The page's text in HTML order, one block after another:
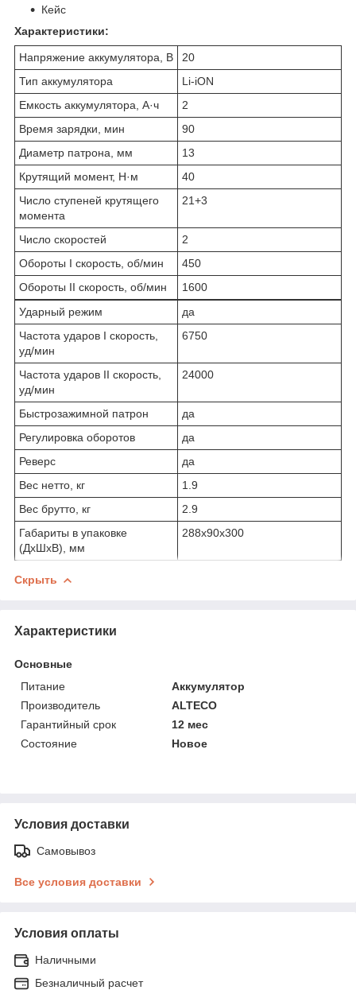
Кейс
Характеристики:
Напряжение аккумулятора, В
20
Тип аккумулятора
Li-iON
Емкость аккумулятора, А·ч
2
Время зарядки, мин
90
Диаметр патрона, мм
13
Крутящий момент, Н·м
40
Число ступеней крутящего
момента
21+3
Число скоростей
2
Обороты I скорость, об/мин
450
Обороты II скорость, об/мин
1600
Ударный режим
да
Частота ударов I скорость,
уд/мин
6750
Частота ударов II скорость,
уд/мин
24000
Быстрозажимной патрон
да
Регулировка оборотов
да
Реверс
да
Вес нетто, кг
1.9
Вес брутто, кг
2.9
Габариты в упаковке
(ДхШхВ), мм
288x90x300
Скрыть
Характеристики
Основные
Питание
Аккумулятор
Производитель
ALTECO
Гарантийный срок
12 мес
Состояние
Новое
Условия доставки
Самовывоз
Все условия доставки
Условия оплаты
Наличными
Безналичный расчет